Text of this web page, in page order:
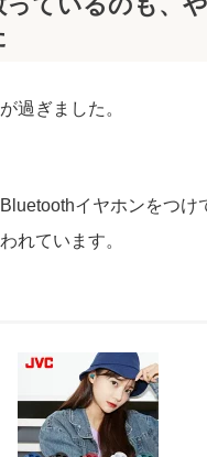
過ぎました。
イヤホンをつけ
れています。